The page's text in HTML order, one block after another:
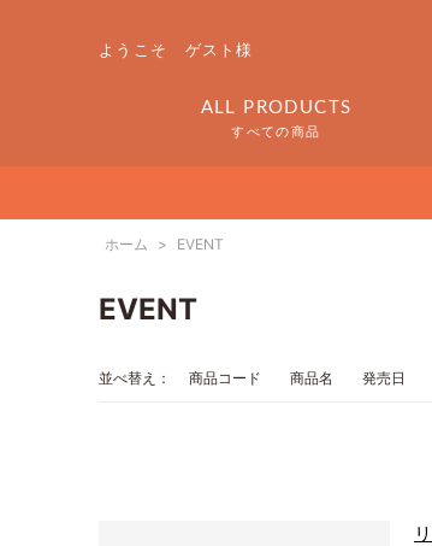
ようこそ ゲスト様
ALL PRODUCTS
すべての商品
ホーム > EVENT
EVENT
並べ替え： 商品コード 商品名 発売日